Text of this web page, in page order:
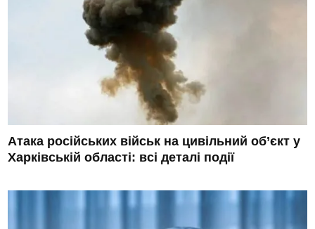
Атака російських військ на цивільний об’єкт у
Харківській області: всі деталі події